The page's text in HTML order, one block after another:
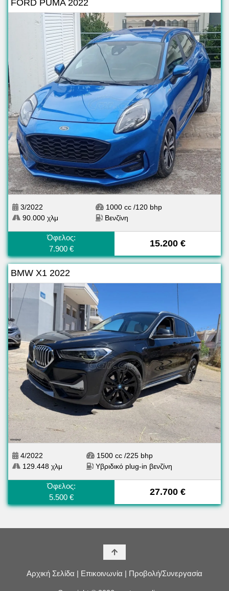
FORD PUMA 2022
3/2022
90.000 χλμ
1000 cc /120 bhp
Βενζίνη
Όφελος:
7.900 €
15.200 €
BMW X1 2022
4/2022
129.448 χλμ
1500 cc /225 bhp
Υβριδικό plug-in βενζίνη
Όφελος:
5.500 €
27.700 €
Αρχική Σελίδα | Επικοινωνία | Προβολή/Συνεργασία